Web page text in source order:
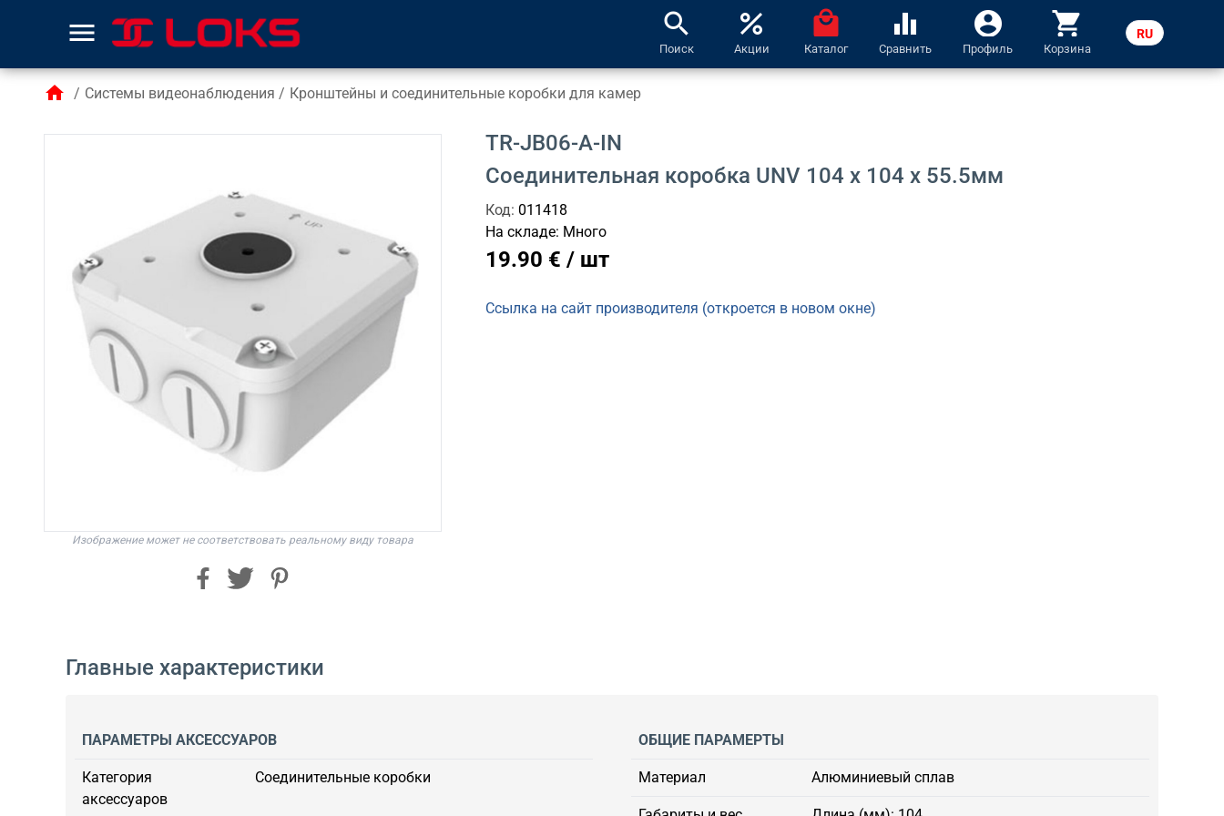
menu search
Поиск
percent
Акции
local_mall
Каталог
equalizer
Сравнить
account_circle
Профиль
shopping_cart
Корзина
RU
home / Системы видеонаблюдения / Кронштейны и соединительные коробки для камер
Изображение может не соответствовать реальному виду товара
TR-JB06-A-IN
Соединительная коробка UNV 104 x 104 x 55.5мм
Код: 011418
На складе: Много
19.90 € / шт
Ссылка на сайт производителя (откроется в новом окне)
Главные характеристики
ПАРАМЕТРЫ АКСЕССУАРОВ
Категория
аксессуаров
Соединительные коробки
ОБЩИЕ ПАРАМЕРТЫ
Материал Алюминиевый сплав